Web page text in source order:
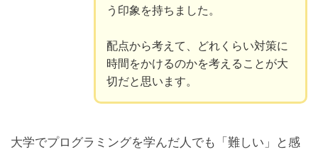
う印象を持ちました。
配点から考えて、どれくらい対策に
時間をかけるのかを考えることが大
切だと思います。
大学でプログラミングを学んだ人でも「難しい」と感